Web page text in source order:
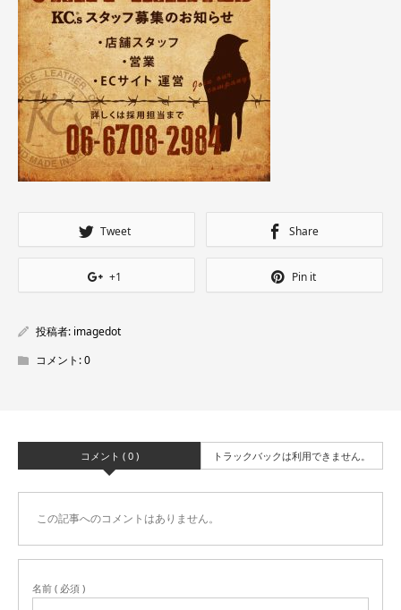
Tweet Share
+1 Pin it
投稿者: imagedot
コメント:0
コメント ( 0 ) トラックバックは利用できません。
この記事へのコメントはありません。
名前 ( 必須 )